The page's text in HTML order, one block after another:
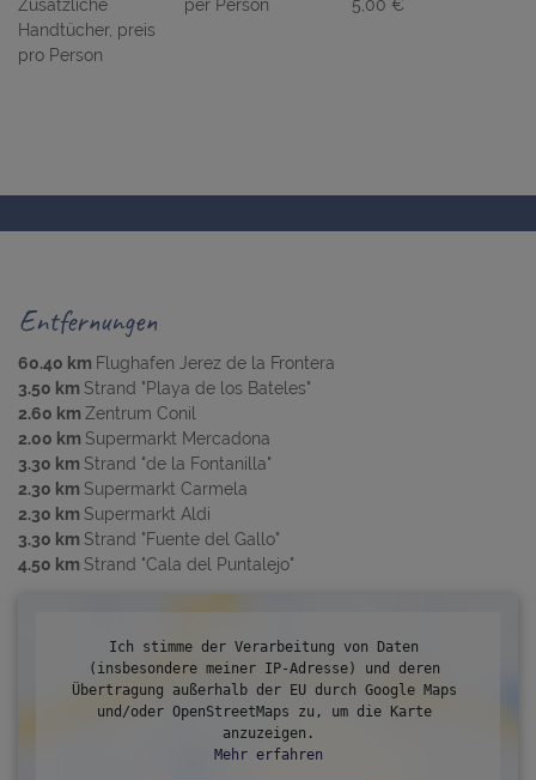
Zusätzliche
Handtücher, preis
pro Person
per Person 5,00 €
Entfernungen
60.40 km Flughafen Jerez de la Frontera
3.50 km Strand "Playa de los Bateles"
2.60 km Zentrum Conil
2.00 km Supermarkt Mercadona
3.30 km Strand "de la Fontanilla"
2.30 km Supermarkt Carmela
2.30 km Supermarkt Aldi
3.30 km Strand "Fuente del Gallo"
4.50 km Strand "Cala del Puntalejo"
Ich stimme der Verarbeitung von Daten
(insbesondere meiner IP-Adresse) und deren
Übertragung außerhalb der EU durch Google Maps
und/oder OpenStreetMaps zu, um die Karte
anzuzeigen.
Mehr erfahren